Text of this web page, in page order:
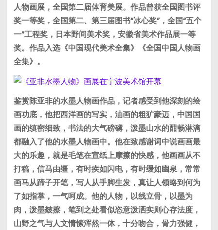
人物画展，全国第二届体育美展。作品曾获全国图书评
奖一等奖，全国第二、第三届图书“冰心奖”，全国“五个
一”工程奖，日本野间美术奖，安徽省美术作品展一等
奖。作品入选《中国现代美术全集》《全国中国人物画
全集》。
鉴赏陈亚非的水墨人物画作品，记者感受到他深刻的绘
画功底，他把西洋画的写实，油画的粗犷豪迈，中国国
画的缜密细致，书法的大气磅礴，泼墨山水的酣畅淋漓
都融入了他的水墨人物画中。他在致感谢词中说画画最
大的乐趣，就是毛笔在宣纸上摩擦的快感，他画画从不
打稿，信马由缰，有时疾如闪电，有时缓如幽泉，常常
画马从蹄子开笔，写人从手脚生发，真让人领略到何为
了如指掌，一气呵成。他的人物，以线立骨，以墨为
肉，泼墨皴擦，笔到之处看似恣意泼洒实则心存法度，
山野之气与人文情愫浑然一体，十分吻合，骨力强健，